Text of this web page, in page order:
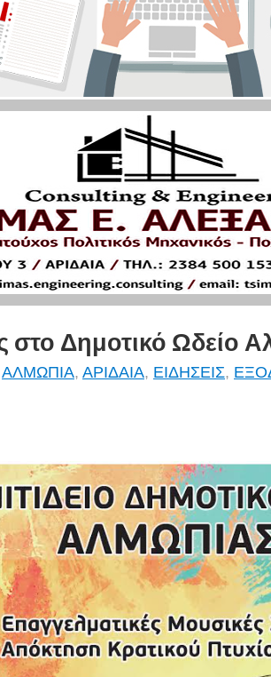
στο Δημοτικό Ωδείο
ΑΛΜΩΠΙΑ, ΑΡΙΔΑΙΑ, ΕΙΔΗΣΕΙΣ,